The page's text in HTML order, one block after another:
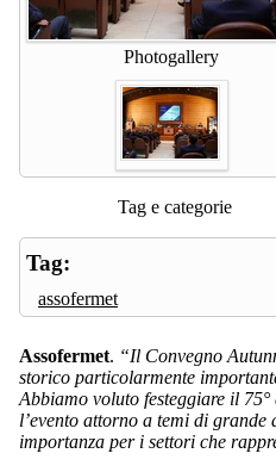
Photogallery
Tag e categorie
Tag:
assofermet
Assofermet. “Il Convegno
storico particolarmente
Abbiamo voluto festeggiare il
l’evento attorno a temi di grande
importanza per i settori che